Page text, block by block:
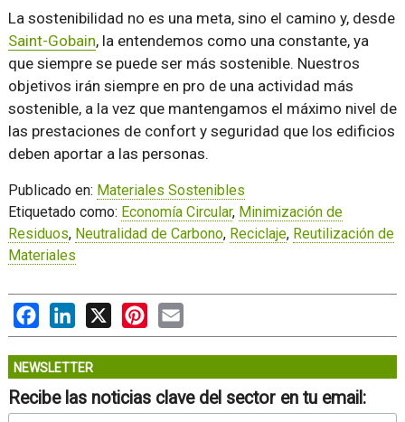
La sostenibilidad no es una meta, sino el camino y, desde
Saint-Gobain, la entendemos como una constante, ya
que siempre se puede ser más sostenible. Nuestros
objetivos irán siempre en pro de una actividad más
sostenible, a la vez que mantengamos el máximo nivel de
las prestaciones de confort y seguridad que los edificios
deben aportar a las personas.
Publicado en: Materiales Sostenibles
Etiquetado como: Economía Circular, Minimización de
Residuos, Neutralidad de Carbono, Reciclaje, Reutilización de
Materiales
FacebookLinkedIn
X PinterestEmail
NEWSLETTER
Recibe las noticias clave del sector en tu email: